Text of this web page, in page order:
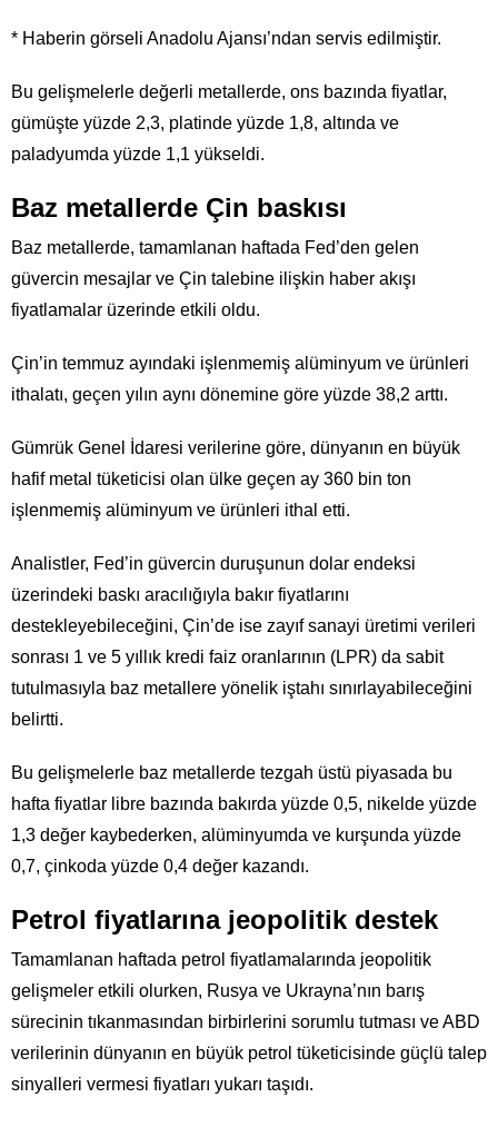
* Haberin görseli Anadolu Ajansı’ndan servis edilmiştir.
Bu gelişmelerle değerli metallerde, ons bazında fiyatlar,
gümüşte yüzde 2,3, platinde yüzde 1,8, altında ve
paladyumda yüzde 1,1 yükseldi.
Baz metallerde Çin baskısı
Baz metallerde, tamamlanan haftada Fed’den gelen
güvercin mesajlar ve Çin talebine ilişkin haber akışı
fiyatlamalar üzerinde etkili oldu.
Çin’in temmuz ayındaki işlenmemiş alüminyum ve ürünleri
ithalatı, geçen yılın aynı dönemine göre yüzde 38,2 arttı.
Gümrük Genel İdaresi verilerine göre, dünyanın en büyük
hafif metal tüketicisi olan ülke geçen ay 360 bin ton
işlenmemiş alüminyum ve ürünleri ithal etti.
Analistler, Fed’in güvercin duruşunun dolar endeksi
üzerindeki baskı aracılığıyla bakır fiyatlarını
destekleyebileceğini, Çin’de ise zayıf sanayi üretimi verileri
sonrası 1 ve 5 yıllık kredi faiz oranlarının (LPR) da sabit
tutulmasıyla baz metallere yönelik iştahı sınırlayabileceğini
belirtti.
Bu gelişmelerle baz metallerde tezgah üstü piyasada bu
hafta fiyatlar libre bazında bakırda yüzde 0,5, nikelde yüzde
1,3 değer kaybederken, alüminyumda ve kurşunda yüzde
0,7, çinkoda yüzde 0,4 değer kazandı.
Petrol fiyatlarına jeopolitik destek
Tamamlanan haftada petrol fiyatlamalarında jeopolitik
gelişmeler etkili olurken, Rusya ve Ukrayna’nın barış
sürecinin tıkanmasından birbirlerini sorumlu tutması ve ABD
verilerinin dünyanın en büyük petrol tüketicisinde güçlü talep
sinyalleri vermesi fiyatları yukarı taşıdı.